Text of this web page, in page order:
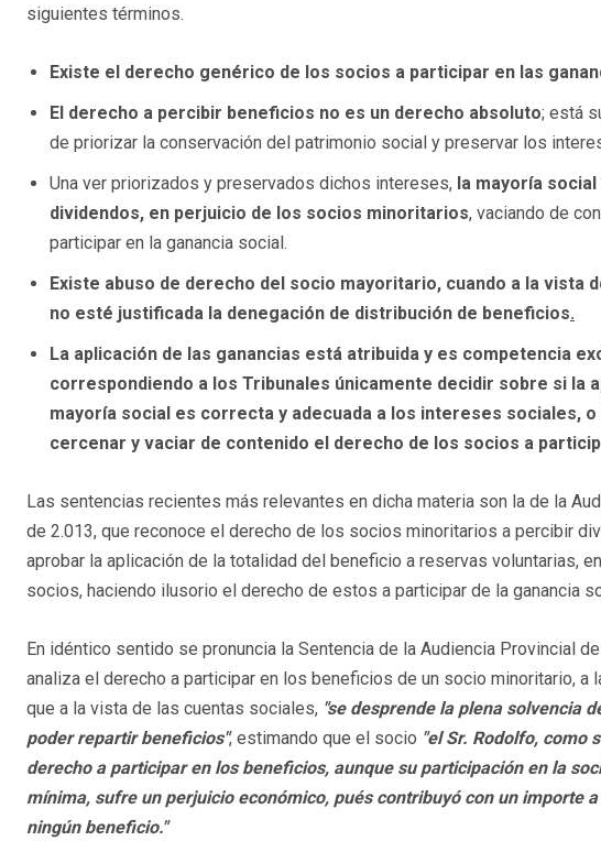
siguientes términos.
Existe el derecho genérico de los socios a participar en las
El derecho a percibir beneficios no es un derecho absoluto; está
de priorizar la conservación del patrimonio social y preservar los
Una ver priorizados y preservados dichos intereses, la mayoría
dividendos, en perjuicio de los socios minoritarios, vaciando de
participar en la ganancia social.
Existe abuso de derecho del socio mayoritario, cuando a la vista
no esté justificada la denegación de distribución de beneficios.
La aplicación de las ganancias está atribuida y es competencia
correspondiendo a los Tribunales únicamente decidir sobre si la
mayoría social es correcta y adecuada a los intereses sociales,
cercenar y vaciar de contenido el derecho de los socios a
Las sentencias recientes más relevantes en dicha materia son la de la
de 2.013, que reconoce el derecho de los socios minoritarios a percibir
aprobar la aplicación de la totalidad del beneficio a reservas voluntarias,
socios, haciendo ilusorio el derecho de estos a participar de la ganancia
En idéntico sentido se pronuncia la Sentencia de la Audiencia Provincial
analiza el derecho a participar en los beneficios de un socio minoritario,
que a la vista de las cuentas sociales, "se desprende la plena solvencia
poder repartir beneficios", estimando que el socio "el Sr. Rodolfo, como
derecho a participar en los beneficios, aunque su participación en la
mínima, sufre un perjuicio económico, pués contribuyó con un importe
ningún beneficio."